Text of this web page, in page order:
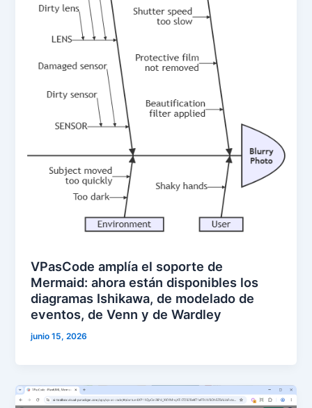
VPasCode amplía el soporte de
Mermaid: ahora están disponibles los
diagramas Ishikawa, de modelado de
eventos, de Venn y de Wardley
junio 15, 2026